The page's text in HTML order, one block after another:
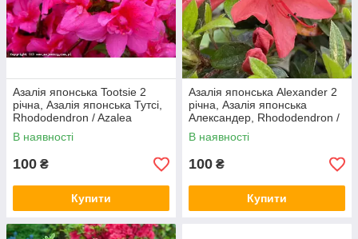
Азалія японська Tootsie 2
річна, Азалія японська Тутсі,
Rhododendron / Azalea
japonica Tootsie
В наявності
100 ₴
Купити
Азалія японська Alexander 2
річна, Азалія японська
Александер, Rhododendron /
Azalea japonica Alexander
В наявності
100 ₴
Купити